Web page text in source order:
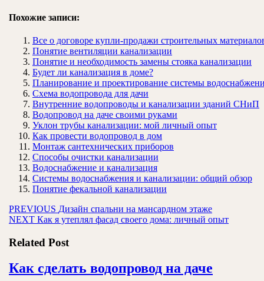
Похожие записи:
Все о договоре купли-продажи строительных
Понятие вентиляции канализации
Понятие и необходимость замены стояка канализации
Будет ли канализация в доме?
Планирование и проектирование системы
Схема водопровода для дачи
Внутренние водопроводы и канализации зданий СНиП
Водопровод на даче своими руками
Уклон трубы канализации: мой личный опыт
Как провести водопровод в дом
Монтаж сантехнических приборов
Способы очистки канализации
Водоснабжение и канализация
Системы водоснабжения и канализации: общий обзор
Понятие фекальной канализации
Навигация
по
записям
PREVIOUS Предыдущая
запись:
Дизайн спальни на мансардном этаже
NEXT Следующая
Как я утеплял фасад своего дома: личный опыт
Related Post
Как сделать водопровод на даче